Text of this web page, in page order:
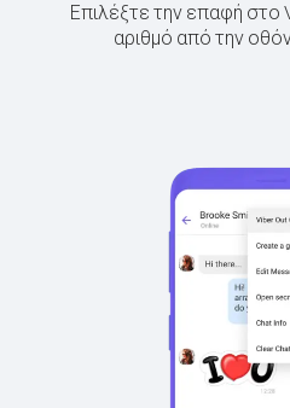
Επιλέξτε την επαφή στο
αριθμό από την